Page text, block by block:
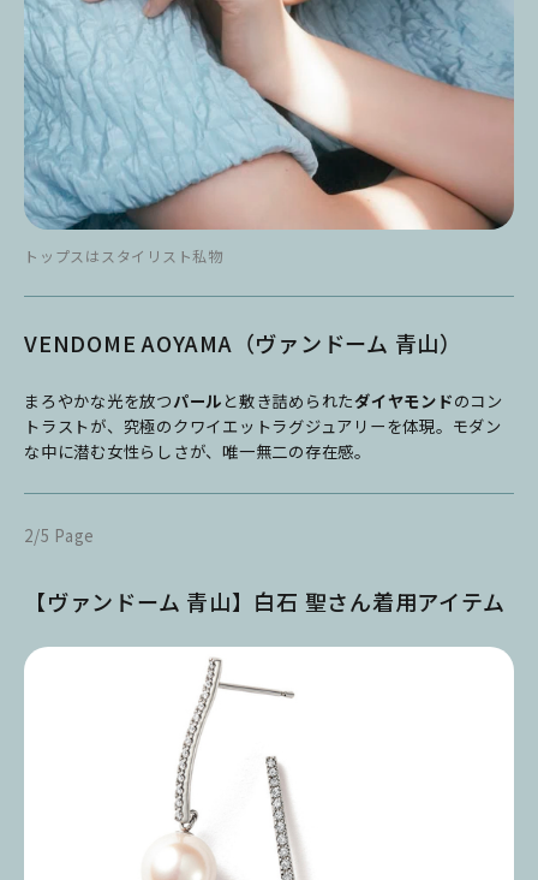
トップスはスタイリスト私物
VENDOME AOYAMA（ヴァンドーム 青山）
まろやかな光を放つパール と敷き詰められたダイヤモンドのコン
トラストが、究極のクワイエットラグジュアリーを体現。モダン
な中に潜む女性らしさが、唯一無二の存在感。
2/5 Page
【ヴァンドーム 青山】白石 聖さん着用アイテム